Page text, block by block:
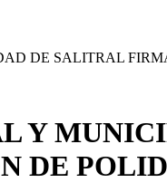
DE SALITRAL
Y
DE